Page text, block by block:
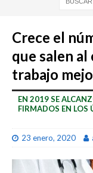
Crece el
que salen
trabajo
EN 2019 SE
FIRMADOS EN LOS
23 enero, 2020